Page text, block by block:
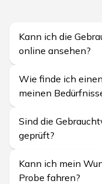
Kann ich die
online ansehen?
Wie finde ich
meinen
Sind die
geprüft?
Kann ich mein
Probe fahren?